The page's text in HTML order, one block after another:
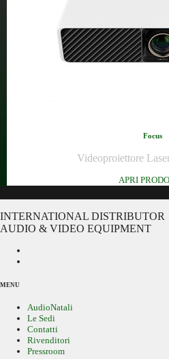
Focus
Videoproiettore
APRI
INTERNATIONAL DISTRIBUTOR
AUDIO & VIDEO EQUIPMENT
MENU
AudioNatali
Le Sedi
Contatti
Rivenditori
Pressroom